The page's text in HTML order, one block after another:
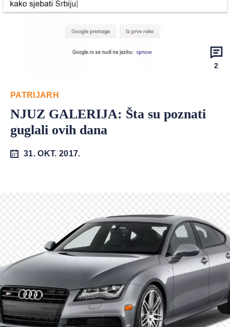
2
PATRIJARH
NJUZ GALERIJA: Šta su poznati
guglali ovih dana
31. OKT. 2017.